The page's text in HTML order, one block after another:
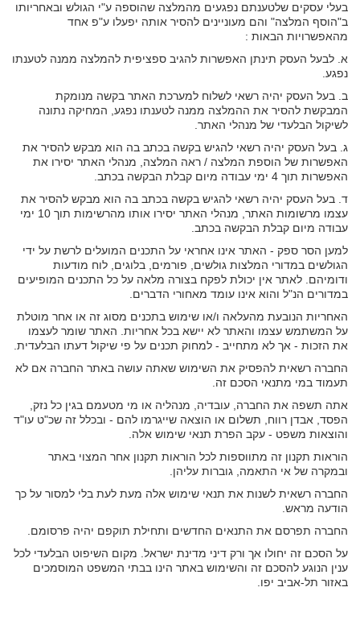
בעלי עסקים שלטענתם נפגעים מהמלצה שהוספה ע"י הגולש ובאחריותו
ב"הוסף המלצה" והם מעוניינים להסיר אותה יפעלו ע"פ אחד
מהאפשרויות הבאות :
א. לבעל העסק תינתן האפשרות להגיב ספציפית להמלצה ממנה לטענתו
נפגע.
ב. בעל העסק יהיה רשאי לשלוח למערכת האתר בקשה מנומקת
המבקשת להסיר את ההמלצה ממנה לטענתו נפגע, המחיקה נתונה
לשיקול הבלעדי של מנהלי האתר.
ג. בעל העסק יהיה רשאי להגיש בקשה בכתב בה הוא מבקש להסיר את
האפשרות של הוספת המלצה / ראה המלצה, מנהלי האתר יסירו את
האפשרות תוך 4 ימי עבודה מיום קבלת הבקשה בכתב.
ד. בעל העסק יהיה רשאי להגיש בקשה בכתב בה הוא מבקש להסיר את
עצמו מרשומות האתר, מנהלי האתר יסירו אותו מהרשימות תוך 10 ימי
עבודה מיום קבלת הבקשה בכתב.
למען הסר ספק - האתר אינו אחראי על התכנים המועלים לרשת על ידי
הגולשים במדורי המלצות גולשים, פורמים, בלוגים, לוח מודעות
ודומיהם. לאתר אין יכולת לפקח בצורה מלאה על כל התכנים המופיעים
במדורים הנ"ל והוא אינו עומד מאחורי הדברים.
האחריות הנובעת מהעלאה ו/או שימוש בתכנים מסוג זה או אחר מוטלת
על המשתמש עצמו והאתר לא יישא בכל אחריות. האתר שומר לעצמו
את הזכות - אך לא מתחייב - למחוק תכנים על פי שיקול דעתו הבלעדית.
החברה רשאית להפסיק את השימוש שאתה עושה באתר החברה אם לא
תעמוד במי מתנאי הסכם זה.
אתה תשפה את החברה, עובדיה, מנהליה או מי מטעמם בגין כל נזק,
הפסד, אבדן רווח, תשלום או הוצאה שייגרמו להם - ובכלל זה שכ"ט עו"ד
והוצאות משפט - עקב הפרת תנאי שימוש אלה.
הוראות תקנון זה מתווספות לכל הוראות תקנון אחר המצוי באתר
ובמקרה של אי התאמה, גוברות עליהן.
החברה רשאית לשנות את תנאי שימוש אלה מעת לעת בלי למסור על כך
הודעה מראש.
החברה תפרסם את התנאים החדשים ותחילת תוקפם יהיה פרסומם.
על הסכם זה יחולו אך ורק דיני מדינת ישראל. מקום השיפוט הבלעדי לכל
ענין הנוגע להסכם זה והשימוש באתר הינו בבתי המשפט המוסמכים
באזור תל-אביב יפו.